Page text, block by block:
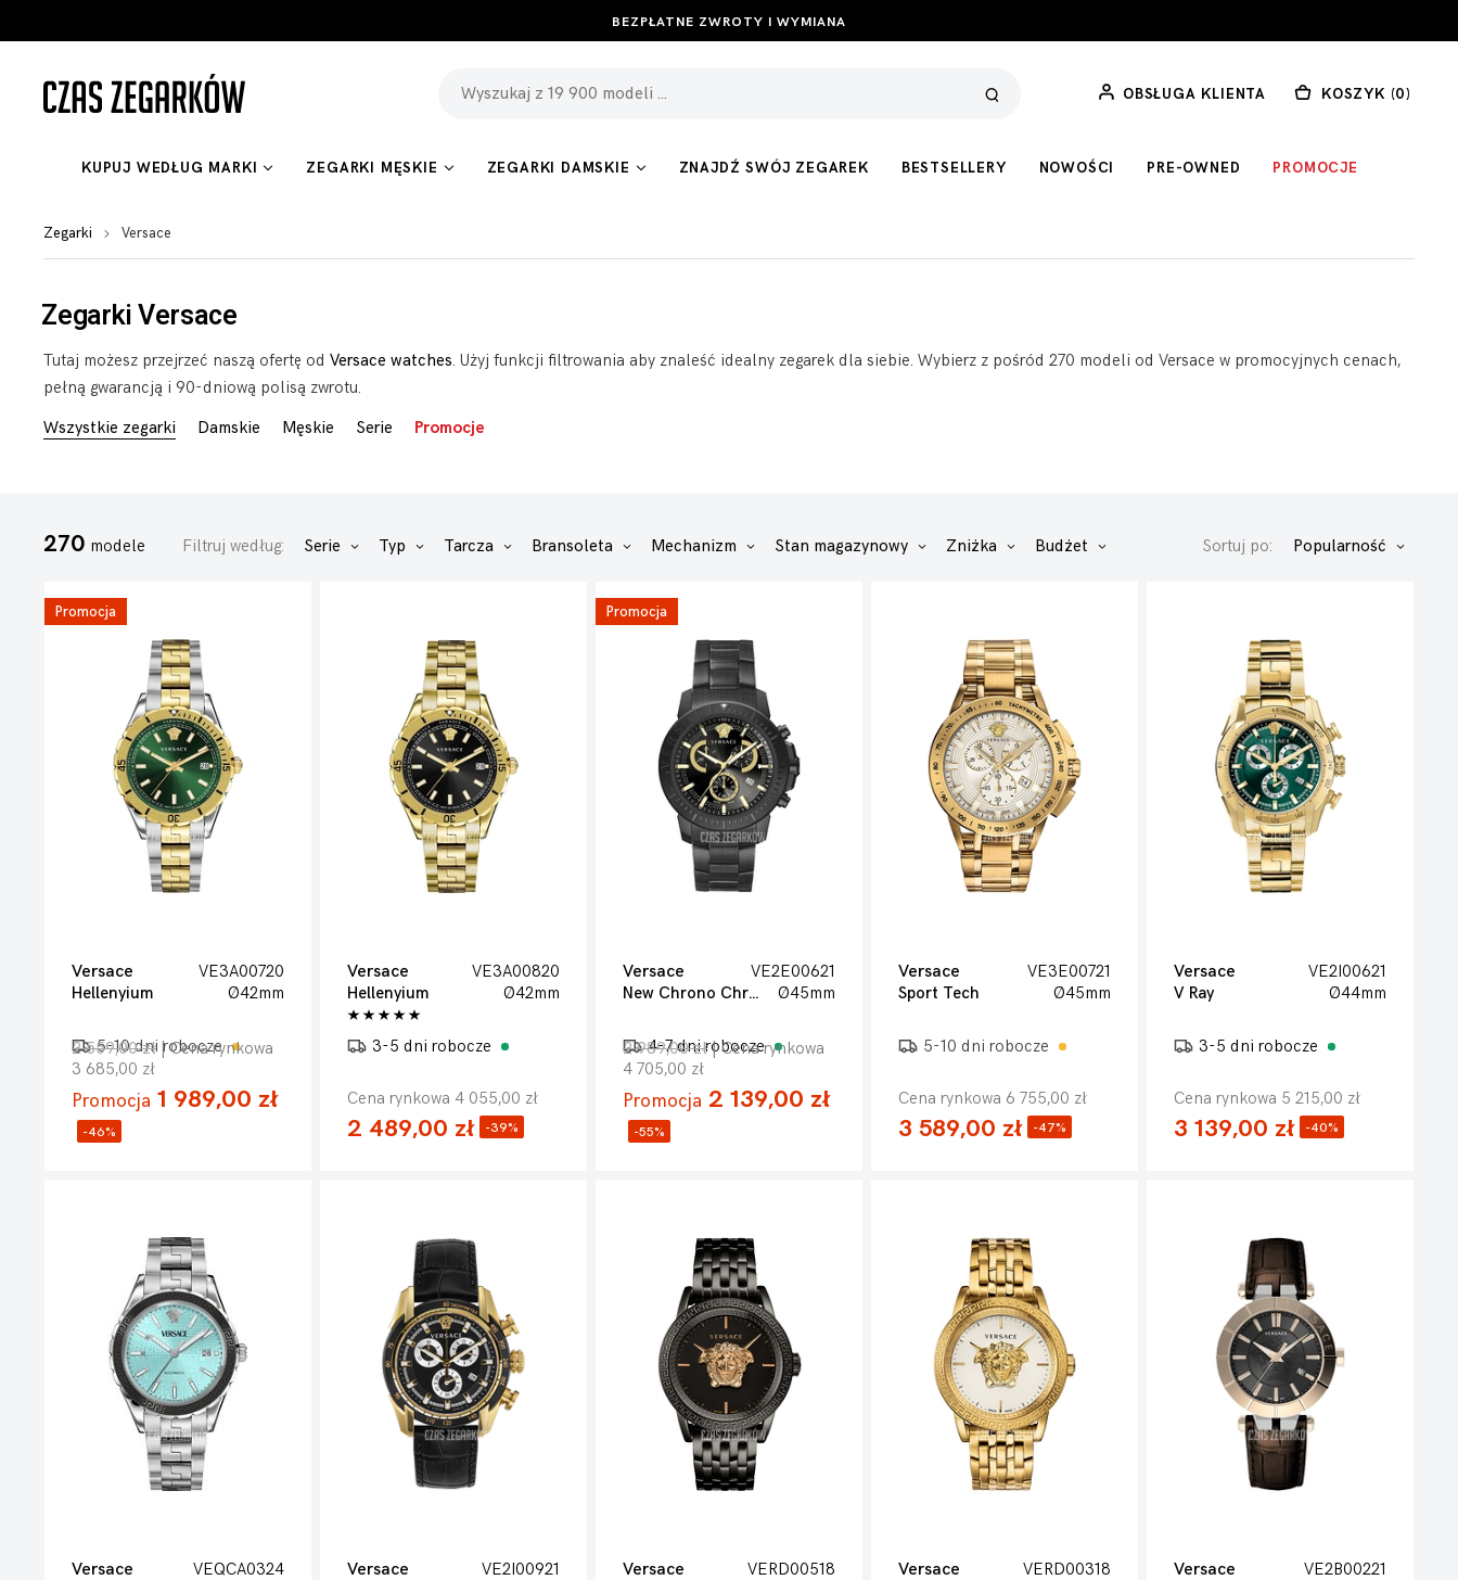
BEZPŁATNE ZWROTY I WYMIANA
OBSŁUGA KLIENTA KOSZYK (0)
KUPUJ WEDŁUG MARKI ZEGARKI MĘSKIE ZEGARKI DAMSKIE ZNAJDŹ SWÓJ ZEGAREK BESTSELLERY NOWOŚCI PRE-OWNED PROMOCJE
Zegarki Versace
Zegarki Versace
Tutaj możesz przejrzeć naszą ofertę od Versace watches. Użyj funkcji filtrowania aby znaleść idealny zegarek dla siebie. Wybierz z pośród 270 modeli od Versace w promocyjnych cenach,
pełną gwarancją i 90-dniową polisą zwrotu.
Wszystkie zegarki
Damskie Męskie Serie Promocje
270 modele Filtruj według: Serie Typ Tarcza Bransoleta Mechanizm Stan magazynowy Zniżka Budżet Sortuj po: Popularność
Promocja
Versace
VE3A00720
Hellenyium
Ø42mm
5-10 dni robocze
2 559,00 zł| Cena rynkowa
3 685,00 zł
Promocja 1 989,00 zł
-46%
Versace
VE3A00820
Hellenyium
Ø42mm
3-5 dni robocze
Cena rynkowa 4 055,00 zł
2 489,00 zł -39%
Promocja
Versace
VE2E00621
New Chrono Chronograph 45mm
Ø45mm
4-7 dni robocze
2 989,00 zł| Cena rynkowa
4 705,00 zł
Promocja 2 139,00 zł
-55%
Versace
VE3E00721
Sport Tech
Ø45mm
5-10 dni robocze
Cena rynkowa 6 755,00 zł
3 589,00 zł -47%
Versace
VE2I00621
V Ray
Ø44mm
3-5 dni robocze
Cena rynkowa 5 215,00 zł
3 139,00 zł -40%
Versace
VEQCA0324
Versace
VE2I00921
Versace
VERD00518
Versace
VERD00318
Versace
VE2B00221